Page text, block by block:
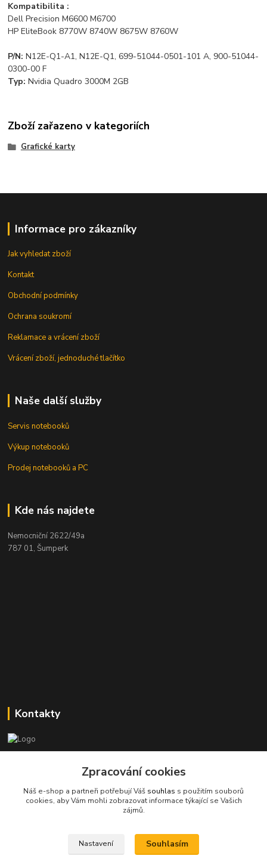
Kompatibilita :
Dell Precision M6600 M6700
HP EliteBook 8770W 8740W 8675W 8760W
P/N: N12E-Q1-A1, N12E-Q1, 699-51044-0501-101 A, 900-51044-
0300-00 F
Typ:Nvidia Quadro 3000M 2GB
Zboží zařazeno v kategoriích
Grafické karty
Informace pro zákazníky
Jak vyhledat zboží
Kontakt
Obchodní podmínky
Ochrana soukromí
Reklamace a vrácení zboží
Vrácení zboží, jednoduché tlačítko
Naše další služby
Servis notebooků
Výkup notebooků
Prodej notebooků a PC
Kde nás najdete
Nemocniční 2622/49a
787 01, Šumperk
Kontakty
+420 601 366 545
info@spkcomputer.cz
Zpracování cookies
Náš e-shop a partneři potřebují Váš souhlas s použitím souborů
cookies, aby Vám mohli zobrazovat informace týkající se Vašich
zájmů.
Nastavení Souhlasím